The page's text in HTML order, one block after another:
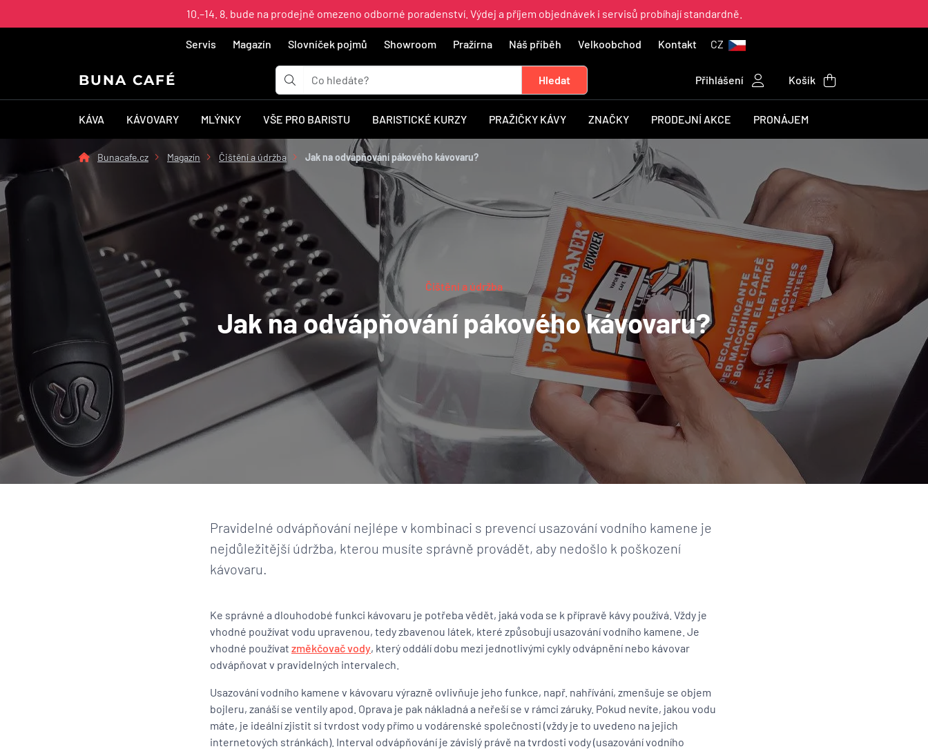
10.–14. 8. bude na prodejně omezeno odborné poradenství. Výdej a příjem objednávek i servisů probíhají standardně.
Servis Magazín Slovníček pojmů Showroom Pražírna Náš příběh Velkoobchod Kontakt CZ
BUNA CAFÉ Přihlášení Košík
KÁVA KÁVOVARY MLÝNKY VŠE PRO BARISTU BARISTICKÉ KURZY PRAŽIČKY KÁVY ZNAČKY PRODEJNÍ AKCE PRONÁJEM
Bunacafe.cz Magazín Čištění a údržba Jak na odvápňování pákového kávovaru?
Čištění a údržba
Jak na odvápňování pákového kávovaru?
Pravidelné odvápňování nejlépe v kombinaci s prevencí usazování vodního kamene je
nejdůležitější údržba, kterou musíte správně provádět, aby nedošlo k poškození
kávovaru.
Ke správné a dlouhodobé funkci kávovaru je potřeba vědět, jaká voda se k přípravě kávy používá. Vždy je
vhodné používat vodu upravenou, tedy zbavenou látek, které způsobují usazování vodního kamene. Je
vhodné používat změkčovač vody, který oddálí dobu mezi jednotlivými cykly odvápnění nebo kávovar
odvápňovat v pravidelných intervalech.
Usazování vodního kamene v kávovaru výrazně ovlivňuje jeho funkce, např. nahřívání, zmenšuje se objem
bojleru, zanáší se ventily apod. Oprava je pak nákladná a neřeší se v rámci záruky. Pokud nevíte, jakou vodu
máte, je ideální zjistit si tvrdost vody přímo u vodárenské společnosti (vždy je to uvedeno na jejich
internetových stránkách). Interval odvápňování je závislý právě na tvrdosti vody (usazování vodního